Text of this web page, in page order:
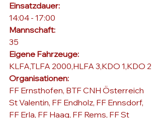
Einsatzdauer:
14:04 - 17:00
Mannschaft:
35
Eigene Fahrzeuge:
KLFA,TLFA 2000,HLFA 3,KDO 1,KDO 2
Organisationen:
FF Ernsthofen, BTF CNH Österreich
St Valentin, FF Endholz, FF Ennsdorf,
FF Erla, FF Haag, FF Rems, FF St